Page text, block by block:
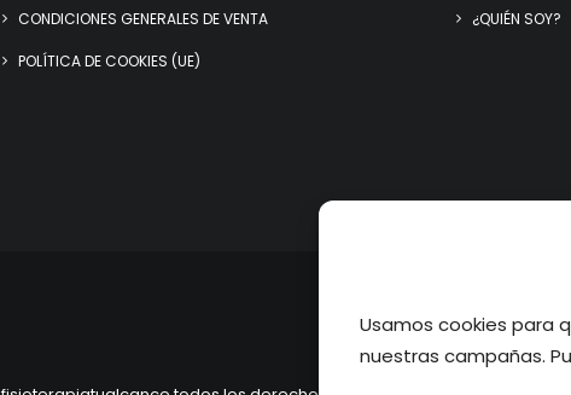
Usamos cookies para
nuestras campañas.
CONDICIONES GENERALES DE VENTA
POLÍTICA DE COOKIES (UE)
¿QUIÉN SOY?